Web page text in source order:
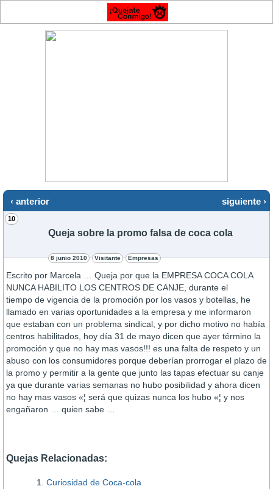
‹ anterior siguiente ›
10
Queja sobre la promo falsa de coca cola
8 junio 2010 Visitante Empresas
Escrito por Marcela … Queja por que la EMPRESA COCA COLA
NUNCA HABILITO LOS CENTROS DE CANJE, durante el
tiempo de vigencia de la promoción por los vasos y botellas, he
llamado en varias oportunidades a la empresa y me informaron
que estaban con un problema sindical, y por dicho motivo no habí­a
centros habilitados, hoy dí­a 31 de mayo dicen que ayer término la
promoción y que no hay mas vasos!!! es una falta de respeto y un
abuso con los consumidores porque deberí­an prorrogar el plazo de
la promo y permitir a la gente que junto las tapas efectuar su canje
ya que durante varias semanas no hubo posibilidad y ahora dicen
no hay mas vasos «¦ será que quizas nunca los hubo «¦ y nos
engañaron … quien sabe …
Quejas Relacionadas:
Curiosidad de Coca-cola